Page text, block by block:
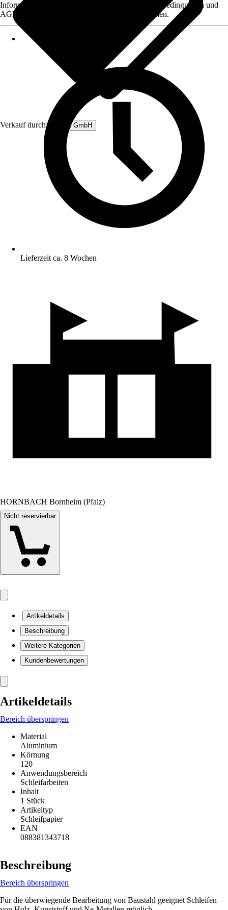
Verkauf durch: Rubart GmbH
Informationen des Verkäufers, wie z. B. Rückgabebedingungen und
AGB, finden Sie bei Klick auf den Verkäufernamen.
Lieferzeit ca. 8 Wochen
HORNBACH Bornheim (Pfalz)
Nicht reservierbar
Artikeldetails
Beschreibung
Weitere Kategorien
Kundenbewertungen
Artikeldetails
Bereich überspringen
Material
Aluminium
Körnung
120
Anwendungsbereich
Schleifarbeiten
Inhalt
1 Stück
Artikeltyp
Schleifpapier
EAN
088381343718
Beschreibung
Bereich überspringen
Für die überwiegende Bearbeitung von Baustahl geeignet Schleifen